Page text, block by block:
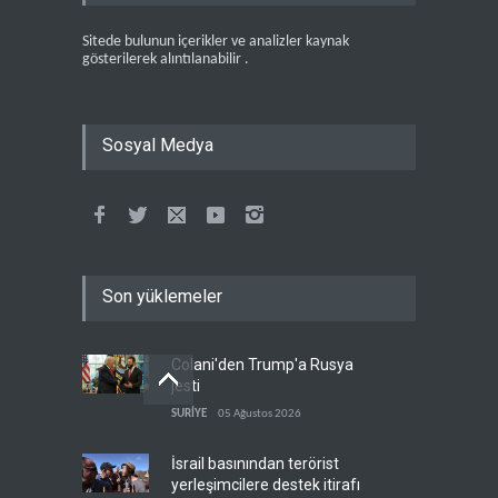
Sitede bulunun içerikler ve analizler kaynak
gösterilerek alıntılanabilir .
Sosyal Medya
Son yüklemeler
Colani'den Trump'a Rusya
jesti
SURİYE 05 Ağustos 2026
İsrail basınından terörist
yerleşimcilere destek itirafı